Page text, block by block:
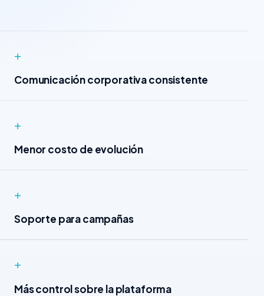
+
Comunicación corporativa consistente
+
Menor costo de evolución
+
Soporte para campañas
+
Más control sobre la plataforma